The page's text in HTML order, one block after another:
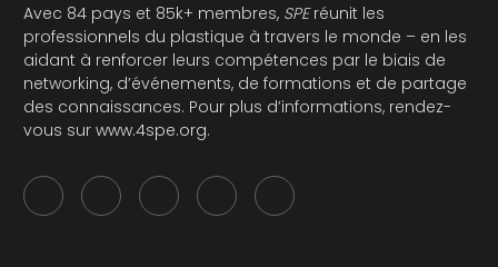
Avec 84 pays et 85k+ membres, SPEréunit les
professionnels du plastique à travers le monde – en les
aidant à renforcer leurs compétences par le biais de
networking, d’événements, de formations et de partage
des connaissances. Pour plus d’informations, rendez-
vous sur www.4spe.org.